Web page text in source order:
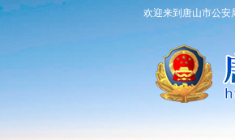
欢迎来到唐山市公安